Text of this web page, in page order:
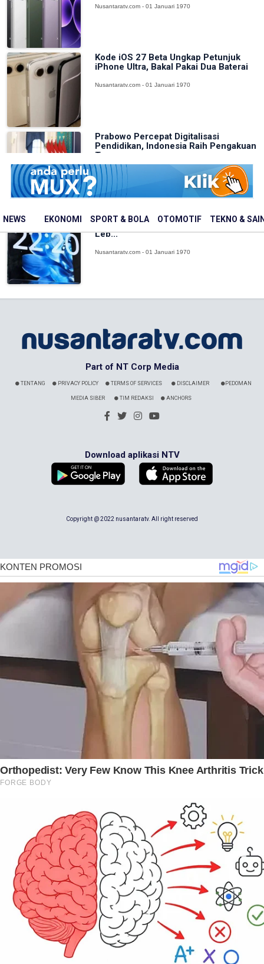
NEWS EKONOMI SPORT & BOLA OTOMOTIF TEKNO &
Nusantaratv.com - 01 Januari 1970
Kode iOS 27 Beta Ungkap Petunjuk
iPhone Ultra, Bakal Pakai Dua Baterai
Nusantaratv.com - 01 Januari 1970
Prabowo Percepat Digitalisasi
Pendidikan, Indonesia Raih Pengakuan
Ter...
Nusantaratv.com - 01 Januari 1970
Bocoran Perdana Xiaomi Mix Fold 5
Muncul, Usung Desain Lipat Lebih
Leb...
Nusantaratv.com - 01 Januari 1970
Part of NT Corp Media
TENTANG PRIVACY POLICY TERMS OF SERVICES DISCLAIMER PEDOMAN
MEDIA SIBER TIM REDAKSI ANCHORS
Download aplikasi NTV
Copyright @ 2022 nusantaratv. All right reserved